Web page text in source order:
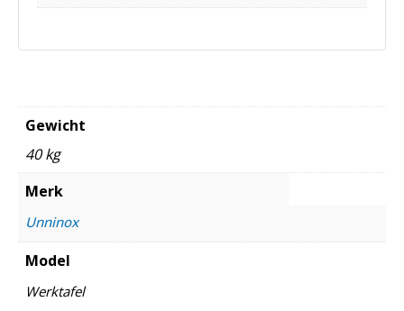
Gewicht
40 kg
Merk
Unninox
Model
Werktafel